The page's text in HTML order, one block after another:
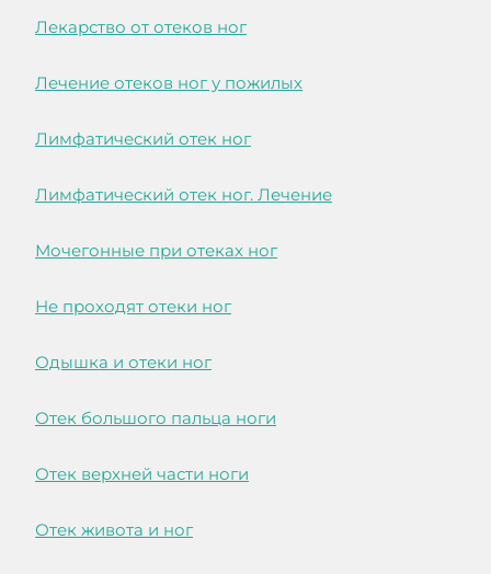
Лекарство от отеков ног
Лечение отеков ног у пожилых
Лимфатический отек ног
Лимфатический отек ног. Лечение
Мочегонные при отеках ног
Не проходят отеки ног
Одышка и отеки ног
Отек большого пальца ноги
Отек верхней части ноги
Отек живота и ног